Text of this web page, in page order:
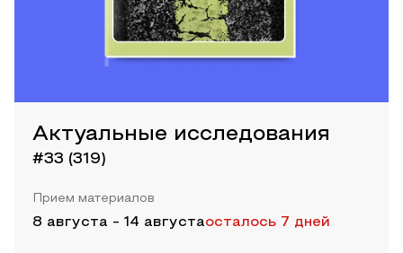
Актуальные исследования
#33 (319)
Прием материалов
8 августа - 14 августаосталось 7 дней